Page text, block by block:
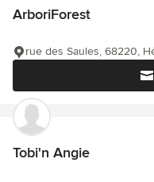
ArboriForest
rue des Saules, 68220,
Tobi'n Angie